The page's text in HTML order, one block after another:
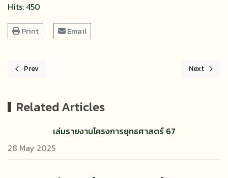
Hits: 450
Print Email
Previous article: เล่มรายงานโครงการยุทธศาสตร์ 68
Prev Next
Next
Related Articles
เล่มรายงานโครงการยุทธศาสตร์ 67
28 May 2025